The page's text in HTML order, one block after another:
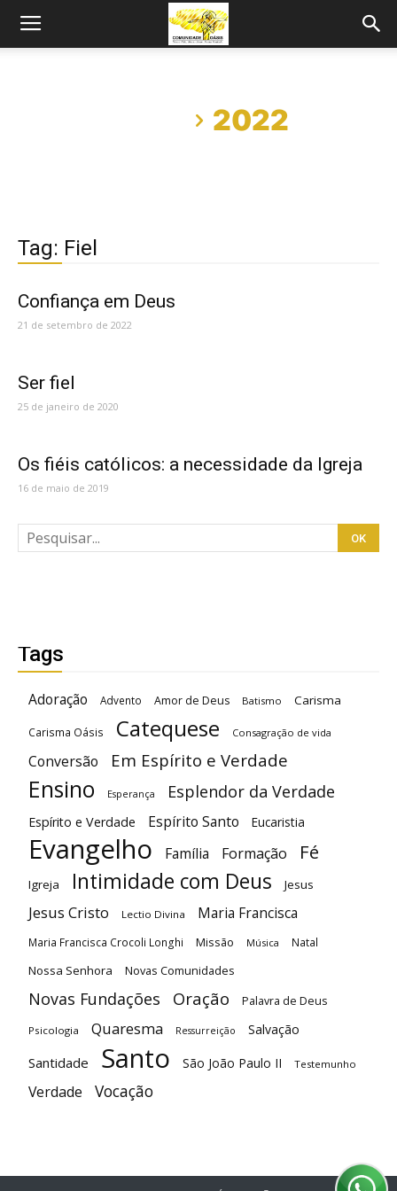
2022
Tag: Fiel
Confiança em Deus
21 de setembro de 2022
Ser fiel
25 de janeiro de 2020
Os fiéis católicos: a necessidade da Igreja
16 de maio de 2019
Tags
Adoração Advento Amor de Deus Batismo Carisma
Carisma Oásis Catequese Consagração de vida
Conversão Em Espírito e Verdade
Ensino Esperança Esplendor da Verdade
Espírito e Verdade Espírito Santo Eucaristia
Evangelho Família Formação Fé
Igreja Intimidade com Deus Jesus
Jesus Cristo Lectio Divina Maria Francisca
Maria Francisca Crocoli Longhi Missão Música Natal
Nossa Senhora Novas Comunidades
Novas Fundações Oração Palavra de Deus
Psicologia Quaresma Ressurreição Salvação
Santidade Santo São João Paulo II Testemunho
Verdade Vocação